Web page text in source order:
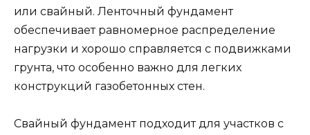
или свайный. Ленточный фундамент
обеспечивает равномерное распределение
нагрузки и хорошо справляется с подвижками
грунта, что особенно важно для легких
конструкций газобетонных стен.
Свайный фундамент подходит для участков с